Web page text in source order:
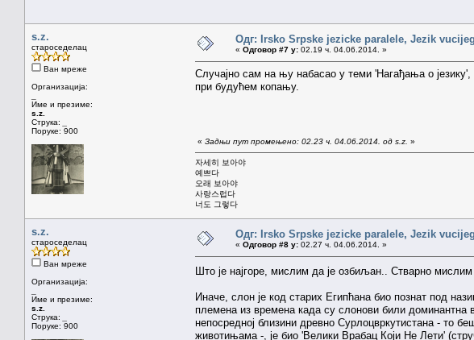
s.z.
староседелац
Ван мреже
Организација:
Име и презиме:
s.z.
Струка:
Поруке: 900
Одг: Irsko Srpske jezicke paralele, Jezik
« Одговор #7 у: 02.19 ч. 04.06.2014. »
Случајно сам на њу набасао у теми 'Нагађања о
при будућем копању.
« Задњи пут промењено: 02.23 ч. 04.06.2014. од s.z. »
자세히 보아야
예쁘다
오래 보아야
사랑스럽다
너도 그렇다
s.z.
староседелац
Ван мреже
Организација:
Име и презиме:
s.z.
Струка:
Поруке: 900
Одг: Irsko Srpske jezicke paralele, Jezik
« Одговор #8 у: 02.27 ч. 04.06.2014. »
Што је најгоре, мислим да је озбиљан.. Стварно
Иначе, слон је код старих Египћана био познат под
племена из времена када су слонови били доминантна
непосредној близини древно Сурлоцвркутистана - то
животињама -, је био 'Велики Врабац Који Не Лети'